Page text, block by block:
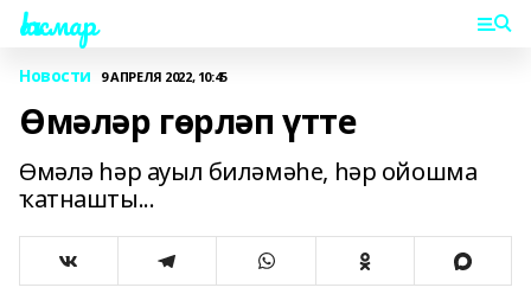
Һаҡмар
Новости 9 АПРЕЛЯ 2022, 10:45
Өмәләр гөрләп үтте
Өмәлә һәр ауыл биләмәһе, һәр ойошма
ҡатнашты...